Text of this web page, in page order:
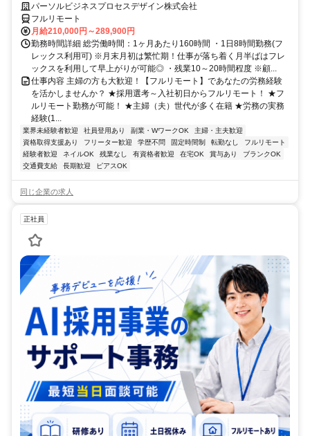
パーソルビジネスプロセスデザイン株式会社
フルリモート
月給210,000円～289,900円
勤務時間詳細 総労働時間：1ヶ月あたり160時間 ・1日8時間勤務(フ
レックス利用可) ※月末月初は繁忙期！仕事が落ち着く月半ばはフレ
ックスを利用して早上がりが可能◎ ・残業10～20時間程度 ※顧...
仕事内容 主婦の方も大歓迎！【フルリモート】であなたの労務経験
を活かしませんか？ ★採用選考～入社初日からフルリモート！ ★フ
ルリモート勤務が可能！ ★主婦（夫）世代が多く在籍 ★労務の実務
経験(1...
業界未経験者歓迎 社員登用あり 副業・WワークOK
主婦・主夫歓迎
資格取得支援あり
フリーター歓迎 学歴不問 固定時間制 転勤なし
フルリモート
経験者歓迎
ネイルOK 残業なし 有資格者歓迎 在宅OK 賞与あり
ブランクOK
交通費支給
長期歓迎 ピアスOK
同じ企業の求人
正社員